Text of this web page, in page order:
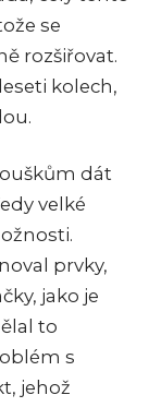
se
rozšiřovat.
kolech,
dát
velké
prvky,
jako je
to
s
jehož